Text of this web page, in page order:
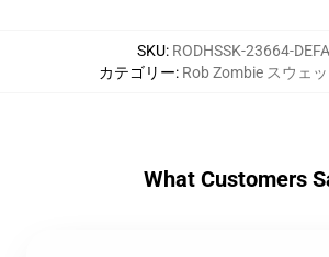
SKU: RODHSSK-23664-
カテゴリー: Rob Zombie スウェ
What Customers